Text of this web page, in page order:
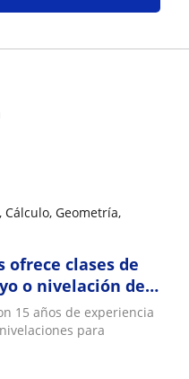
Geometría,
ofrece clases de
o nivelación de
geometría,
y cálculo
15 años de experiencia
para